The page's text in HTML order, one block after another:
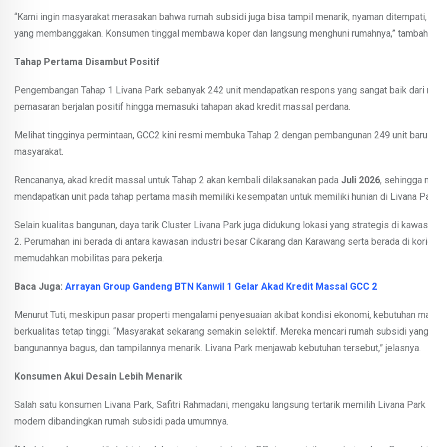
“Kami ingin masyarakat merasakan bahwa rumah subsidi juga bisa tampil menarik, nyaman
yang membanggakan. Konsumen tinggal membawa koper dan langsung menghuni rumahnya,”
Tahap Pertama Disambut Positif
Pengembangan Tahap 1 Livana Park sebanyak 242 unit mendapatkan respons yang sangat baik
pemasaran berjalan positif hingga memasuki tahapan akad kredit massal perdana.
Melihat tingginya permintaan, GCC2 kini resmi membuka Tahap 2 dengan pembangunan 249 unit
masyarakat.
Rencananya, akad kredit massal untuk Tahap 2 akan kembali dilaksanakan pada Juli 2026, sehingga
mendapatkan unit pada tahap pertama masih memiliki kesempatan untuk memiliki hunian di Livana
Selain kualitas bangunan, daya tarik Cluster Livana Park juga didukung lokasi yang strategis di
2. Perumahan ini berada di antara kawasan industri besar Cikarang dan Karawang serta berada di
memudahkan mobilitas para pekerja.
Baca Juga: Arrayan Group Gandeng BTN Kanwil 1 Gelar Akad Kredit Massal GCC 2
Menurut Tuti, meskipun pasar properti mengalami penyesuaian akibat kondisi ekonomi, kebutuhan
berkualitas tetap tinggi. “Masyarakat sekarang semakin selektif. Mereka mencari rumah subsidi
bangunannya bagus, dan tampilannya menarik. Livana Park menjawab kebutuhan tersebut,” jelasnya.
Konsumen Akui Desain Lebih Menarik
Salah satu konsumen Livana Park, Safitri Rahmadani, mengaku langsung tertarik memilih Livana
modern dibandingkan rumah subsidi pada umumnya.